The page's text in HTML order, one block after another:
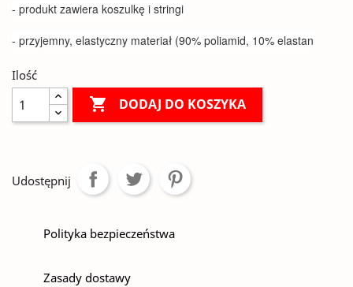
- produkt zawiera koszulkę i stringi
- przyjemny, elastyczny materiał (90% poliamid, 10% elastan
Ilość
 DODAJ DO KOSZYKA
Udostępnij
Polityka bezpieczeństwa
Zasady dostawy